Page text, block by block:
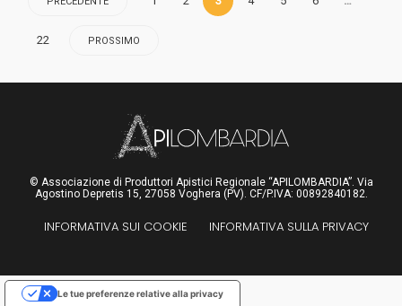
22 PROSSIMO
© Associazione di Produttori Apistici Regionale “APILOMBARDIA”. Via
Agostino Depretis 15, 27058 Voghera (PV). CF/P.IVA: 00892840182.
INFORMATIVA SUI COOKIE INFORMATIVA SULLA PRIVACY
Le tue preferenze relative alla privacy